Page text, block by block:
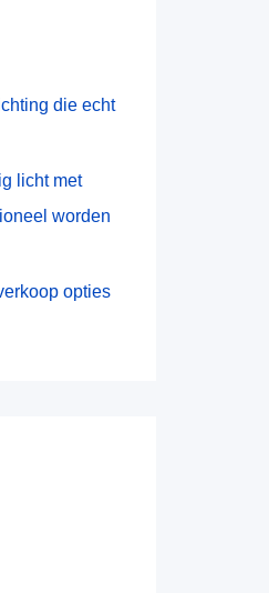
die echt
licht met
worden
opties